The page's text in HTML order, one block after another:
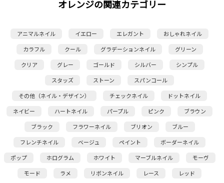
オレンジの関連カテゴリー
アニマルネイル イエロー エレガント
おしゃれネイル
カラフル
クール グラデーションネイル
グリーン
クリア
グレー ゴールド シルバー
シンプル
スタッズ
ストーン
スパンコール
その他（ネイル・デザイン）
チェックネイル
ドットネイル
ネイビー
ハートネイル パープル ピンク
ブラウン
ブラック
フラワーネイル ブリオン
ブルー
フレンチネイル
ベージュ ペイント
ボーダーネイル
ポップ
ホログラム ホワイト マーブルネイル
モーヴ
モード
ラメ リボンネイル レース
レッド